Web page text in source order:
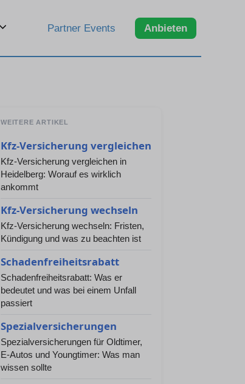
Partner Events Anbieten
WEITERE ARTIKEL
Kfz-Versicherung vergleichen
Kfz-Versicherung vergleichen in
Heidelberg: Worauf es wirklich
ankommt
Kfz-Versicherung wechseln
Kfz-Versicherung wechseln: Fristen,
Kündigung und was zu beachten ist
Schadenfreiheitsrabatt
Schadenfreiheitsrabatt: Was er
bedeutet und was bei einem Unfall
passiert
Spezialversicherungen
Spezialversicherungen für Oldtimer,
E-Autos und Youngtimer: Was man
wissen sollte